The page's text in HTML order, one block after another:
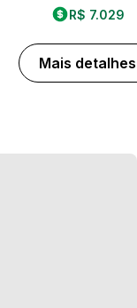
R$ 7.029
Mais detalhes